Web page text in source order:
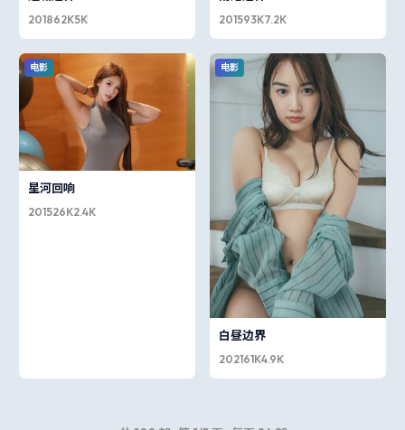
201862K5K 201593K7.2K
电影
星河回响
201526K2.4K
电影
白昼边界
202161K4.9K